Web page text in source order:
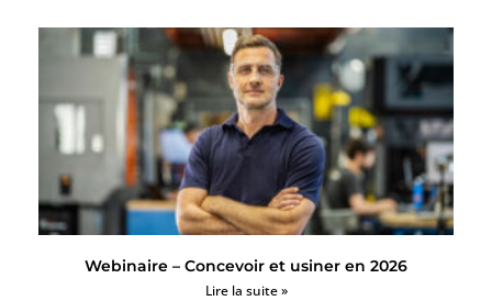
Webinaire – Concevoir et usiner en 2026
Lire la suite »